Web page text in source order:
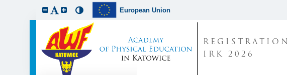
European Union
REGISTRATION
IRK 2026